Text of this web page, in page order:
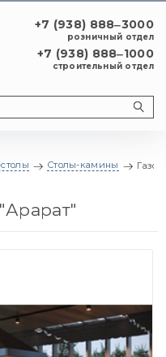
+7 (938) 888‒3000
розничный отдел
+7 (938) 888‒1000
строительный отдел
Столы-камины